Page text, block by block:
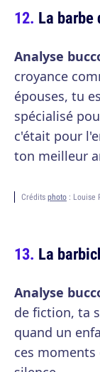
La barbe
Analyse
croyance
épouses, tu
spécialisé
c'était pour
ton meilleur
Crédits photo : Louise
La
Analyse
de fiction, ta
quand un
ces